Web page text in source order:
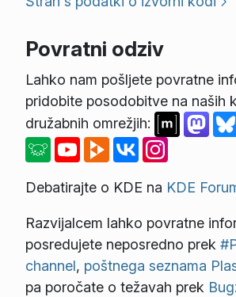
Povratni odziv
Lahko nam pošljete povratne
pridobite posodobitve na naših
družabnih omrežjih:
Debatirajte o KDE na KDE
Razvijalcem lahko povratne
posredujete neposredno prek
channel, poštnega seznama
pa poročate o težavah prek